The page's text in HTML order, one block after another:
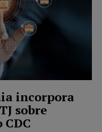
incorpora
sobre